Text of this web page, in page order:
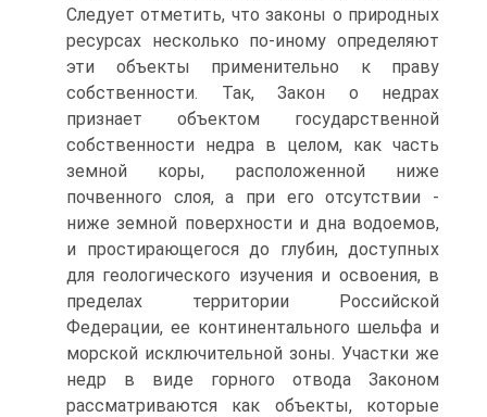
Следует отметить, что законы о природных
ресурсах несколько по-иному определяют
эти объекты применительно к праву
собственности. Так, Закон о недрах
признает объектом государственной
собственности недра в целом, как часть
земной коры, расположенной ниже
почвенного слоя, а при его отсутствии -
ниже земной поверхности и дна водоемов,
и простирающегося до глубин, доступных
для геологического изучения и освоения, в
пределах территории Российской
Федерации, ее континентального шельфа и
морской исключительной зоны. Участки же
недр в виде горного отвода Законом
рассматриваются как объекты, которые